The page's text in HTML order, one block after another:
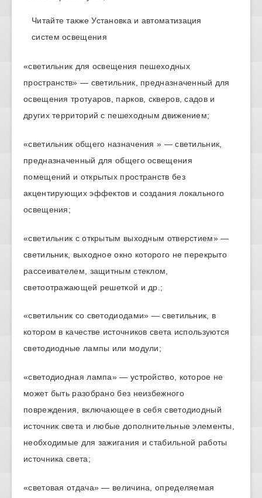
Читайте также Установка и автоматизация
систем освещения
«светильник для освещения пешеходных
пространств» — светильник, предназначенный для
освещения тротуаров, парков, скверов, садов и
других территорий с пешеходным движением;
«светильник общего назначения » — светильник,
предназначенный для общего освещения
помещений и открытых пространств без
акцентирующих эффектов и создания локального
освещения;
«светильник с открытым выходным отверстием» —
светильник, выходное окно которого не перекрыто
рассеивателем, защитным стеклом,
светоотражающей решеткой и др.;
«светильник со светодиодами» — светильник, в
котором в качестве источников света используются
светодиодные лампы или модули;
«светодиодная лампа» — устройство, которое не
может быть разобрано без неизбежного
повреждения, включающее в себя светодиодный
источник света и любые дополнительные элементы,
необходимые для зажигания и стабильной работы
источника света;
«световая отдача» — величина, определяемая